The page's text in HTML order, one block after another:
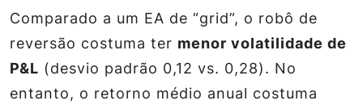
Comparado a um EA de “grid”, o robô de
reversão costuma ter menor volatilidade de
P&L (desvio padrão 0,12 vs. 0,28). No
entanto, o retorno médio anual costuma